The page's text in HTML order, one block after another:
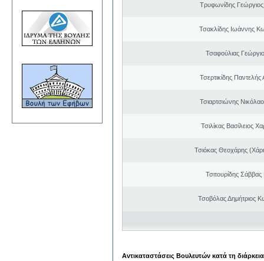
Τρυφωνίδης
Τσακλίδης Ιωάννης
Τσαφούλιας
Τσερτικίδης Παντελής
Τσιαρτσιώνης
Τσιλίκας Βασίλειος
Τσιόκας Θεοχάρης
Τσιτουρίδης Σάββας
Τσοβόλας Δημήτριος
Αντικαταστάσεις Βουλευτών κατά τη